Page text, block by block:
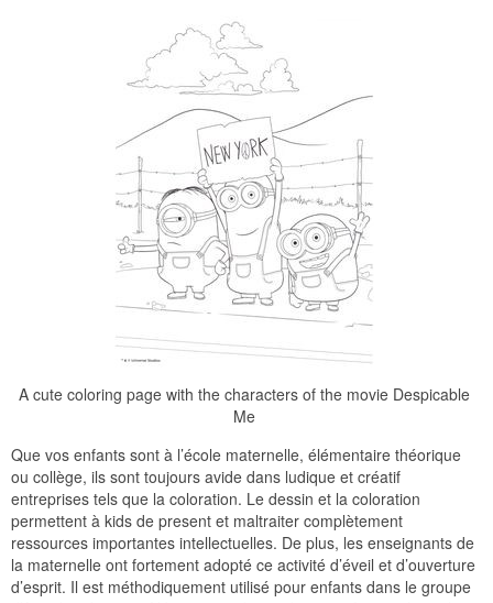
A cute coloring page with the characters of the movie Despicable
Me
Que vos enfants sont à l’école maternelle, élémentaire théorique
ou collège, ils sont toujours avide dans ludique et créatif
entreprises tels que la coloration. Le dessin et la coloration
permettent à kids de present et maltraiter complètement
ressources importantes intellectuelles. De plus, les enseignants de
la maternelle ont fortement adopté ce activité d’éveil et d’ouverture
d’esprit. Il est méthodiquement utilisé pour enfants dans le groupe